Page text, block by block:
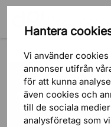
Hantera
Vi använder
annonser utifrån
för att kunna
även cookies och
till de sociala
analysföretag som